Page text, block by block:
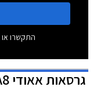
התקשרו או
גרסאותאאודי A8